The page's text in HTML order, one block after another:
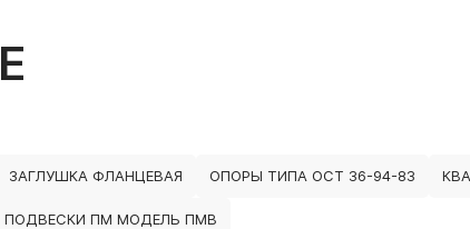
ЗАГЛУШКА ФЛАНЦЕВАЯ ОПОРЫ ТИПА ОСТ 36-94-83
ПОДВЕСКИ ПМ МОДЕЛЬ ПМВ